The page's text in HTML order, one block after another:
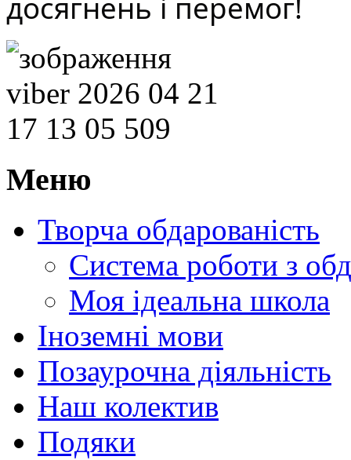
Меню
Творча обдарованість
Система роботи з
Моя ідеальна школа
Іноземні мови
Позаурочна діяльність
Наш колектив
Подяки